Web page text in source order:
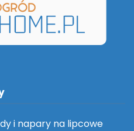
i napary na lipcowe